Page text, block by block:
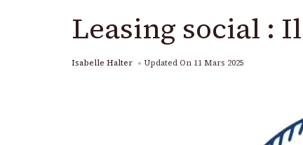
Leasing social :
Isabelle Halter Updated On 11 Mars 2025